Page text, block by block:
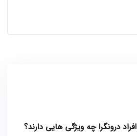
افراد درونگرا چه ویژگی هایی دارند؟